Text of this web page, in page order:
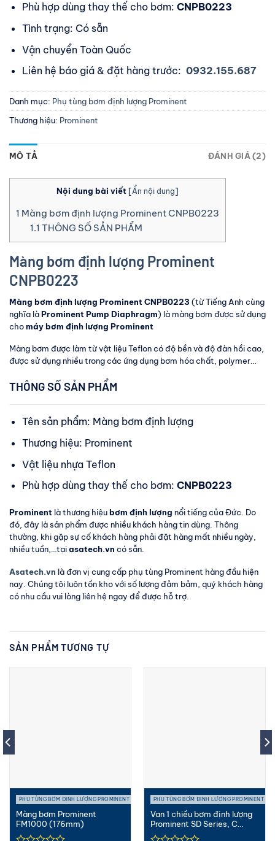
Phù hợp dùng thay thế cho bơm: CNPB0223
Tình trạng: Có sẵn
Vận chuyển Toàn Quốc
Liên hệ báo giá & đặt hàng trước: 0932.155.687
Danh mục: Phụ tùng bơm định lượng Prominent
Thương hiệu: Prominent
MÔ TẢ ĐÁNH GIÁ (2)
Nội dung bài viết [Ẩn nội dung]
1 Màng bơm định lượng Prominent CNPB0223
1.1 THÔNG SỐ SẢN PHẨM
Màng bơm định lượng Prominent
CNPB0223
Màng bơm định lượng Prominent CNPB0223 (từ Tiếng Anh cùng
nghĩa làProminent Pump Diaphragm) là màng bơm được sử dụng
chomáy bơm định lượng Prominent
Màng bơm được làm từ vật liệu Teflon có độ bền và độ đàn hồi cao,
được sử dụng nhiều trong các ứng dụng bơm hóa chất, polymer…
THÔNG SỐ SẢN PHẨM
Tên sản phẩm: Màng bơm định lượng
Thương hiệu: Prominent
Vật liệu nhựa Teflon
Phù hợp dùng thay thế cho bơm: CNPB0223
Prominent là thương hiệubơm định lượng nổi tiếng của Đức. Do
đó, đây là sản phẩm được nhiều khách hàng tin dùng. Thông
thường, khi gặp sự cố khách hàng phải đặt hàng mất nhiều ngày,
nhiều tuần,…tạiasatech.vn có sẵn.
Asatech.vn là đơn vị cung cấp phụ tùng Prominent hàng đầu hiện
nay. Chúng tôi luôn tồn kho với số lượng đảm bảm, quý khách hàng
có nhu cầu vui lòng liên hệ ngay để được hỗ trợ.
SẢN PHẨM TƯƠNG TỰ
PHỤ TÙNG BƠM ĐỊNH LƯỢNG PROMINENT
Màng bơm Prominent
FM1000 (176mm)
PHỤ TÙNG BƠM ĐỊNH LƯỢNG PROMINENT
Van 1 chiều bơm định lượng
Prominent SD Series, C
Series